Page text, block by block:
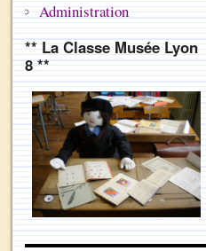
Administration
** La Classe Musée Lyon
8 **